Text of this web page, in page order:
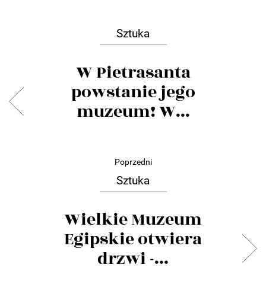
Sztuka
W Pietrasanta
powstanie jego
muzeum! W...
Poprzedni
Sztuka
Wielkie Muzeum
Egipskie otwiera
drzwi -...